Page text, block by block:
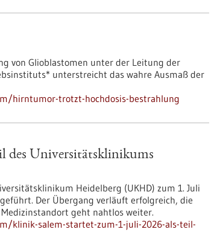
von Glioblastomen unter der Leitung der
unterstreicht das wahre Ausmaß der
hirntumor-trotzt-hochdosis-bestrahlung
des Universitätsklinikums
Heidelberg (UKHD) zum 1. Juli
Der Übergang verläuft erfolgreich, die
geht nahtlos weiter.
klinik-salem-startet-zum-1-juli-2026-als-teil-